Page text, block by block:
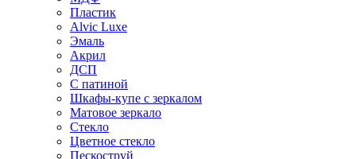
Пластик
Alvic Luxe
Эмаль
Акрил
ДСП
С патиной
Шкафы-купе с зеркалом
Матовое зеркало
Стекло
Цветное стекло
Пескоструй